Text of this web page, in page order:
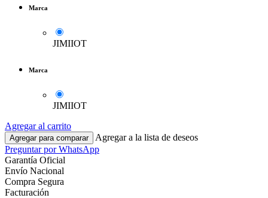
Marca
JIMIIOT
Marca
JIMIIOT
Agregar al carrito
Agregar para comparar
Agregar a la lista de deseos
Preguntar por WhatsApp
Garantía Oficial
Envío Nacional
Compra Segura
Facturación